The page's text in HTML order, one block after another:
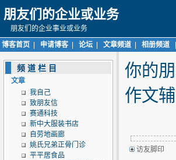
朋友们的企业或业务
朋友们的企业事业或业务
博客首页
申请博客 论坛 文章频道 相册频道
频道栏目
文章
我自己
致朋友信
赛通科技
新中大服装书店
自劳地画廊
姚氏兄弟正骨门诊
平平居食品
你的
作文
访友脚印